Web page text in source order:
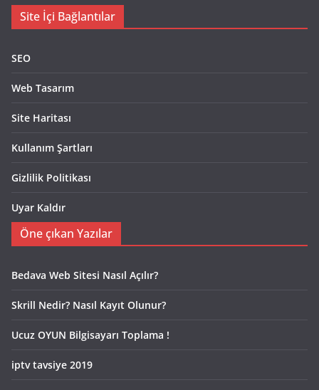
Site İçi Bağlantılar
SEO
Web Tasarım
Site Haritası
Kullanım Şartları
Gizlilik Politikası
Uyar Kaldır
Öne çıkan Yazılar
Bedava Web Sitesi Nasıl Açılır?
Skrill Nedir? Nasıl Kayıt Olunur?
Ucuz OYUN Bilgisayarı Toplama !
iptv tavsiye 2019